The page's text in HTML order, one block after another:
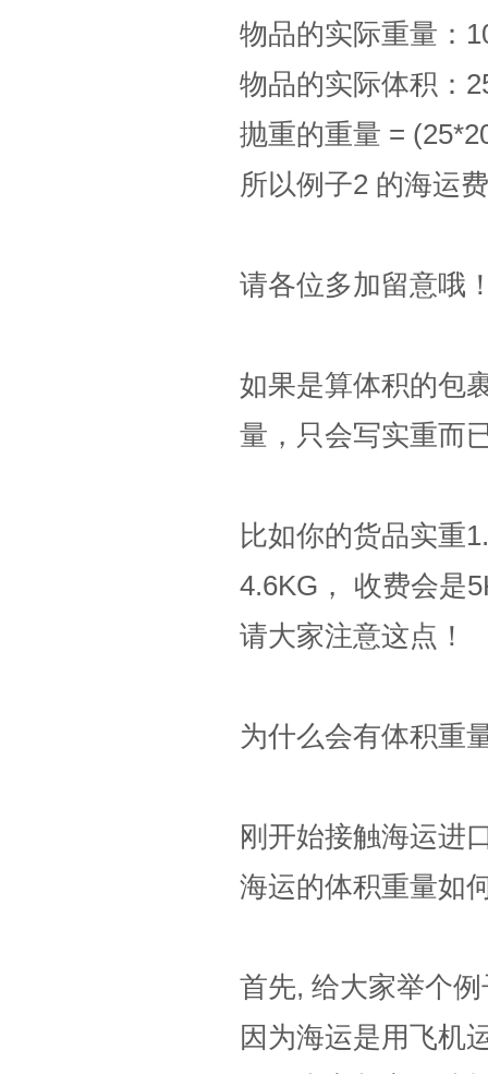
物品的实际重量：
物品的实际体积：
抛重的重量 =
所以例子2 的海运
请各位多加留意哦
如果是算体积的包
量，只会写实重而
比如你的货品实重
4.6KG， 收费会是
请大家注意这点！
为什么会有体积重
刚开始接触海运进
海运的体积重量如
首先, 给大家举个例
因为海运是用飞机